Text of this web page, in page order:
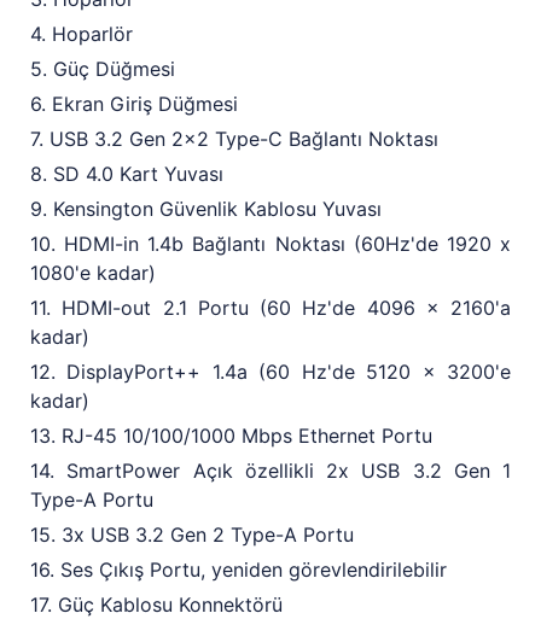
4. Hoparlör
5. Güç Düğmesi
6. Ekran Giriş Düğmesi
7. USB 3.2 Gen 2x2 Type-C Bağlantı Noktası
8. SD 4.0 Kart Yuvası
9. Kensington Güvenlik Kablosu Yuvası
10. HDMI-in 1.4b Bağlantı Noktası (60Hz'de 1920 x
1080'e kadar)
11. HDMI-out 2.1 Portu (60 Hz'de 4096 x 2160'a
kadar)
12. DisplayPort++ 1.4a (60 Hz'de 5120 x 3200'e
kadar)
13. RJ-45 10/100/1000 Mbps Ethernet Portu
14. SmartPower Açık özellikli 2x USB 3.2 Gen 1
Type-A Portu
15. 3x USB 3.2 Gen 2 Type-A Portu
16. Ses Çıkış Portu, yeniden görevlendirilebilir
17. Güç Kablosu Konnektörü